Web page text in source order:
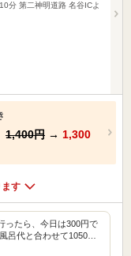
分 第二神明道路 名谷ICよ
1,400円 → 1,300
す
ったら、今日は300円で
呂代と合わせて1050…